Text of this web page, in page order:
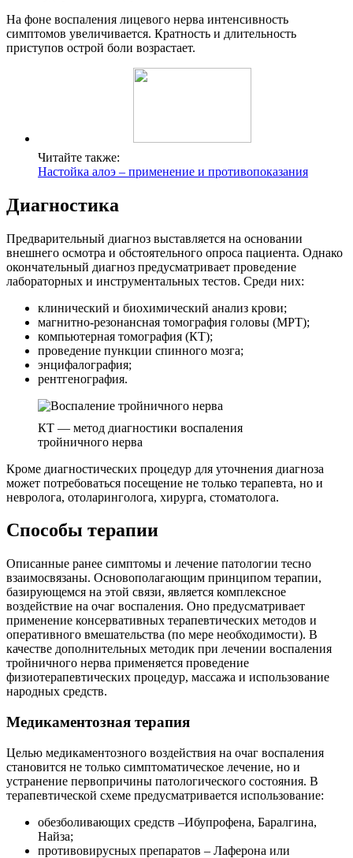
На фоне воспаления лицевого нерва интенсивность
симптомов увеличивается. Кратность и длительность
приступов острой боли возрастает.
Читайте также:
Настойка алоэ – применение и противопоказания
Диагностика
Предварительный диагноз выставляется на основании
внешнего осмотра и обстоятельного опроса пациента. Однако
окончательный диагноз предусматривает проведение
лабораторных и инструментальных тестов. Среди них:
клинический и биохимический анализ крови;
магнитно-резонансная томография головы (МРТ);
компьютерная томография (КТ);
проведение пункции спинного мозга;
энцифалография;
рентгенография.
КТ — метод диагностики воспаления
тройничного нерва
Кроме диагностических процедур для уточнения диагноза
может потребоваться посещение не только терапевта, но и
невролога, отоларинголога, хирурга, стоматолога.
Способы терапии
Описанные ранее симптомы и лечение патологии тесно
взаимосвязаны. Основополагающим принципом терапии,
базирующемся на этой связи, является комплексное
воздействие на очаг воспаления. Оно предусматривает
применение консервативных терапевтических методов и
оперативного вмешательства (по мере необходимости). В
качестве дополнительных методик при лечении воспаления
тройничного нерва применяется проведение
физиотерапевтических процедур, массажа и использование
народных средств.
Медикаментозная терапия
Целью медикаментозного воздействия на очаг воспаления
становится не только симптоматическое лечение, но и
устранение первопричины патологического состояния. В
терапевтической схеме предусматривается использование:
обезболивающих средств –Ибупрофена, Баралгина,
Найза;
противовирусных препаратов – Лаферона или